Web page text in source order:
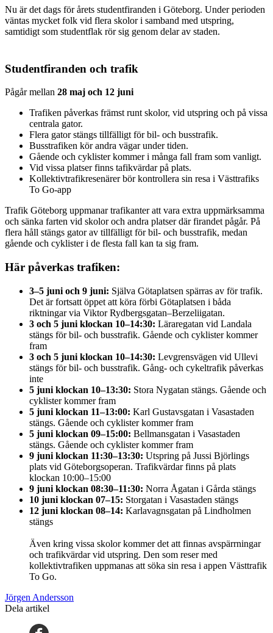
Nu är det dags för årets studentfiranden i Göteborg. Under perioden
väntas mycket folk vid flera skolor i samband med utspring,
samtidigt som studentflak rör sig genom delar av staden.
Studentfiranden och trafik
Pågår mellan 28 maj och 12 juni
Trafiken påverkas främst runt skolor, vid utspring och på vissa
centrala gator.
Flera gator stängs tillfälligt för bil- och busstrafik.
Busstrafiken kör andra vägar under tiden.
Gående och cyklister kommer i många fall fram som vanligt.
Vid vissa platser finns tafikvärdar på plats.
Kollektivtrafikresenärer bör kontrollera sin resa i Västtrafiks
To Go-app
Trafik Göteborg uppmanar trafikanter att vara extra uppmärksamma
och sänka farten vid skolor och andra platser där firandet pågår. På
flera håll stängs gator av tillfälligt för bil- och busstrafik, medan
gående och cyklister i de flesta fall kan ta sig fram.
Här påverkas trafiken:
3–5 juni och 9 juni: Själva Götaplatsen spärras av för trafik.
Det är fortsatt öppet att köra förbi Götaplatsen i båda
riktningar via Viktor Rydbergsgatan–Berzeliigatan.
3 och 5 juni klockan 10–14:30: Läraregatan vid Landala
stängs för bil- och busstrafik. Gående och cyklister kommer
fram
3 och 5 juni klockan 10–14:30: Levgrensvägen vid Ullevi
stängs för bil- och busstrafik. Gång- och cykeltrafik påverkas
inte
5 juni klockan 10–13:30: Stora Nygatan stängs. Gående och
cyklister kommer fram
5 juni klockan 11–13:00: Karl Gustavsgatan i Vasastaden
stängs. Gående och cyklister kommer fram
5 juni klockan 09–15:00: Bellmansgatan i Vasastaden
stängs. Gående och cyklister kommer fram
9 juni klockan 11:30–13:30: Utspring på Jussi Björlings
plats vid Göteborgsoperan. Trafikvärdar finns på plats
klockan 10:00–15:00
9 juni klockan 08:30–11:30: Norra Ågatan i Gårda stängs
10 juni klockan 07–15: Storgatan i Vasastaden stängs
12 juni klockan 08–14: Karlavagnsgatan på Lindholmen
stängs
Även kring vissa skolor kommer det att finnas avspärrningar
och trafikvärdar vid utspring. Den som reser med
kollektivtrafiken uppmanas att söka sin resa i appen Västtrafik
To Go.
Jörgen Andersson
Dela artikel